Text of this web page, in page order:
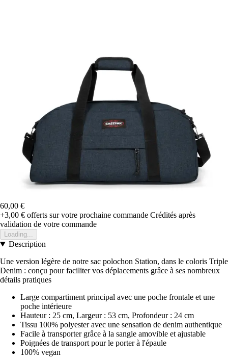
60,00 €
+3,00 € offerts sur votre prochaine commande Crédités après
validation de votre commande
Loading...
Description
Une version légère de notre sac polochon Station, dans le coloris Triple
Denim : conçu pour faciliter vos déplacements grâce à ses nombreux
détails pratiques
Large compartiment principal avec une poche frontale et une
poche intérieure
Hauteur : 25 cm, Largeur : 53 cm, Profondeur : 24 cm
Tissu 100% polyester avec une sensation de denim authentique
Facile à transporter grâce à la sangle amovible et ajustable
Poignées de transport pour le porter à l'épaule
100% vegan